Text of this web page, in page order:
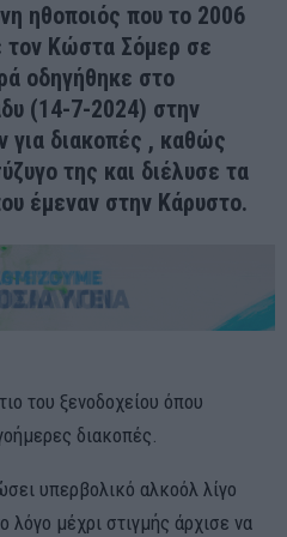
ηθοποιός που το 2006
Κώστα Σόμερ σε
οδηγήθηκε στο
(14-7-2024) στην
για διακοπές , καθώς
της και διέλυσε τα
έμεναν στην Κάρυστο.
του ξενοδοχείου όπου
διακοπές.
υπερβολικό αλκοόλ λίγο
λόγο μέχρι στιγμής άρχισε να